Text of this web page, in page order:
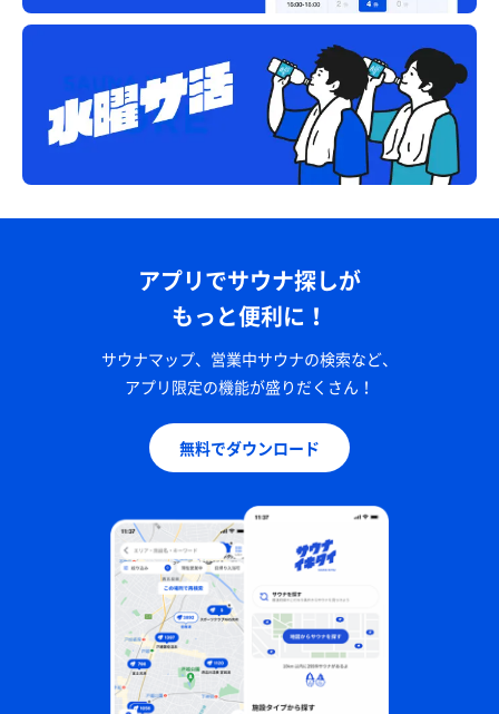
アプリでサウナ探しが
もっと便利に！
サウナマップ、営業中サウナの検索など、
アプリ限定の機能が盛りだくさん！
無料でダウンロード